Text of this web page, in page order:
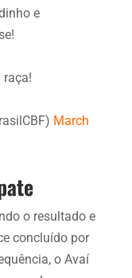
e
March
o resultado e
concluído por
o Avaí